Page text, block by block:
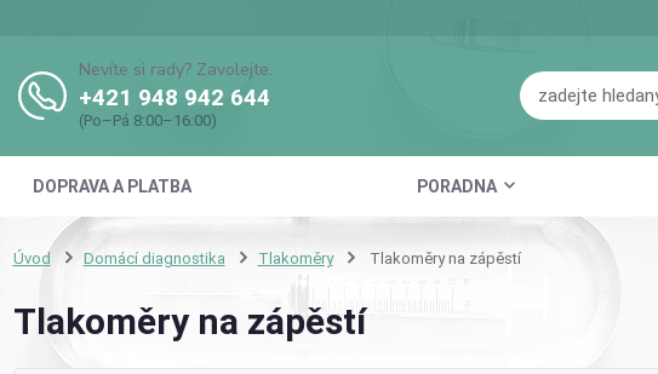
DOPRAVA A PLATBA PORADNA
Nevíte si rady? Zavolejte.
+421 948 942 644
(Po–Pá 8:00–16:00)
Úvod Domácí diagnostika Tlakoměry Tlakoměry na zápěstí
Tlakoměry na zápěstí